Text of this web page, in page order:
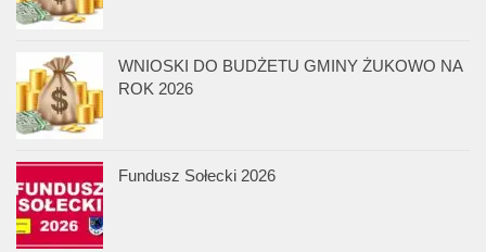
WNIOSKI DO BUDŻETU GMINY ŻUKOWO NA
ROK 2026
Fundusz Sołecki 2026